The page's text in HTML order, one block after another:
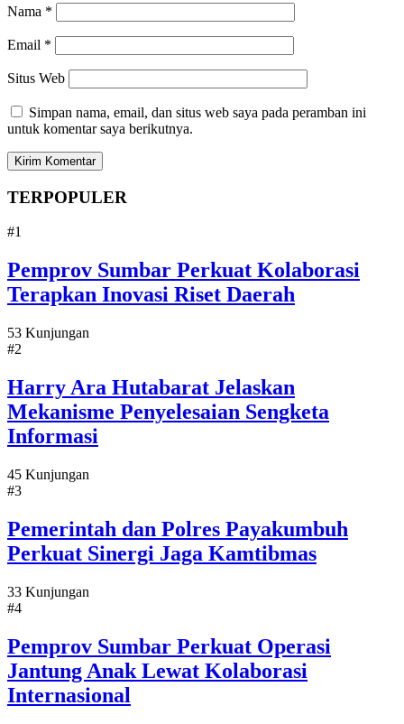
Nama *
Email *
Situs Web
Simpan nama, email, dan situs web saya pada peramban ini
untuk komentar saya berikutnya.
TERPOPULER
#1
Pemprov Sumbar Perkuat Kolaborasi
Terapkan Inovasi Riset Daerah
53 Kunjungan
#2
Harry Ara Hutabarat Jelaskan
Mekanisme Penyelesaian Sengketa
Informasi
45 Kunjungan
#3
Pemerintah dan Polres Payakumbuh
Perkuat Sinergi Jaga Kamtibmas
33 Kunjungan
#4
Pemprov Sumbar Perkuat Operasi
Jantung Anak Lewat Kolaborasi
Internasional